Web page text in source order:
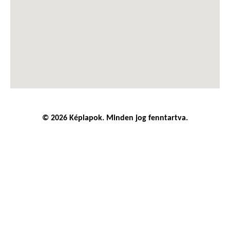
© 2026 Képlapok. Minden jog fenntartva.